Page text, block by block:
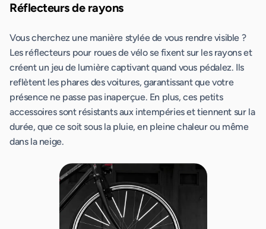
Réflecteurs de rayons
Vous cherchez une manière stylée de vous rendre visible ?
Les réflecteurs pour roues de vélo se fixent sur les rayons et
créent un jeu de lumière captivant quand vous pédalez. Ils
reflètent les phares des voitures, garantissant que votre
présence ne passe pas inaperçue. En plus, ces petits
accessoires sont résistants aux intempéries et tiennent sur la
durée, que ce soit sous la pluie, en pleine chaleur ou même
dans la neige.